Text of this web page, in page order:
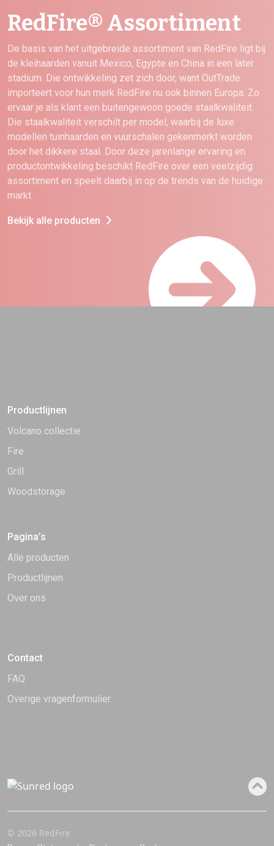
RedFire® Assortiment
De basis van het uitgebreide assortiment van RedFire ligt bij
de kleihaarden vanuit Mexico, Egypte en China in een later
stadium. Die ontwikkeling zet zich door, want OutTrade
importeert voor hun merk RedFire nu ook binnen Europa. Zo
ervaar je als klant een buitengewoon goede staalkwaliteit.
Die staalkwaliteit verschilt per model, waarbij de luxe
modellen tuinhaarden en vuurschalen gekenmerkt worden
door het dikkere staal. Door deze jarenlange ervaring en
productontwikkeling beschikt RedFire over een veelzijdig
assortiment en speelt daarbij in op de trends van de huidige
markt.
Bekijk alle producten
Productlijnen
Volcano collectie
Fire
Grill
Woodstorage
Pagina’s
Alle producten
Productlijnen
Over ons
Contact
FAQ
Overige vragenformulier
© 2026 RedFire